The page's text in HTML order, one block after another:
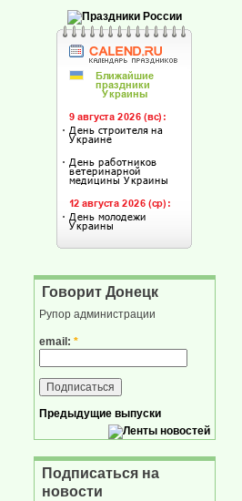
Говорит Донецк
Рупор администрации
email: *
Предыдущие выпуски
Подписаться на
новости